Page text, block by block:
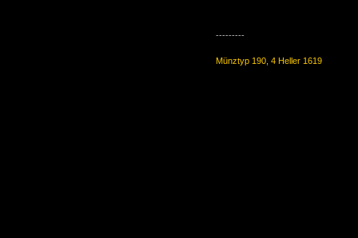
---------
Münztyp 190, 4 Heller 1619